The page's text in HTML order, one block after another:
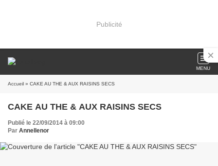
Publicité
MENU
Accueil » CAKE AU THE & AUX RAISINS SECS
CAKE AU THE & AUX RAISINS SECS
Publié le 22/09/2014 à 09:00
Par Annellenor